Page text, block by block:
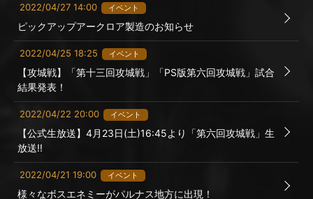
2022/04/27 14:00 イベント
ピックアップアークロア製造のお知らせ
2022/04/25 18:25 イベント
【攻城戦】「第十三回攻城戦」「PS版第六回攻城戦」試合
結果発表！
2022/04/22 20:00 イベント
【公式生放送】4月23日(土)16:45より「第六回攻城戦」生
放送!!
2022/04/21 19:00 イベント
様々なボスエネミーがパルナス地方に出現！